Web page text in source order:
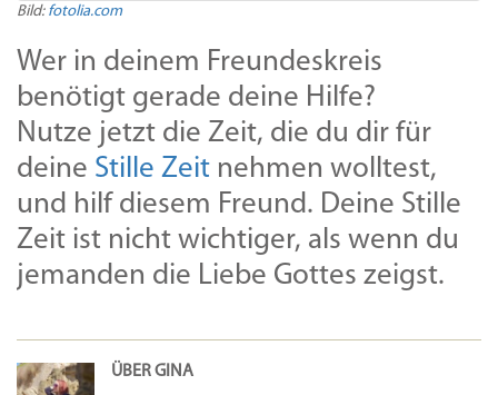
Bild: fotolia.com
Wer in deinem Freundeskreis
benötigt gerade deine Hilfe?
Nutze jetzt die Zeit, die du dir für
deine Stille Zeit nehmen wolltest,
und hilf diesem Freund. Deine Stille
Zeit ist nicht wichtiger, als wenn du
jemanden die Liebe Gottes zeigst.
ÜBER GINA